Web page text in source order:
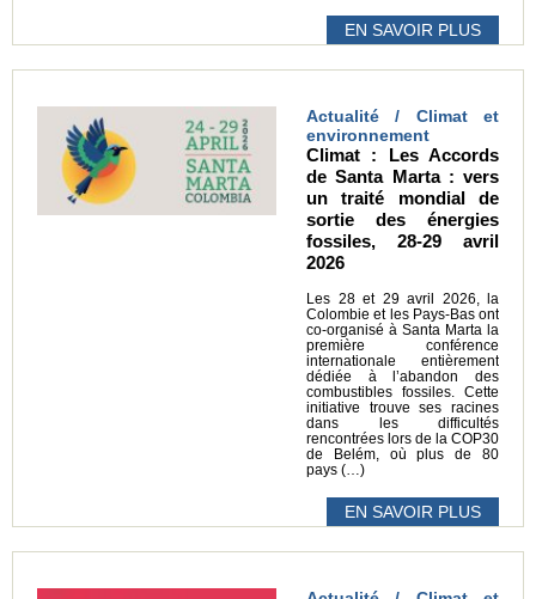
EN SAVOIR PLUS
Actualité / Climat et
environnement
Climat : Les Accords
de Santa Marta : vers
un traité mondial de
sortie des énergies
fossiles, 28-29 avril
2026
Les 28 et 29 avril 2026, la
Colombie et les Pays-Bas ont
co-organisé à Santa Marta la
première conférence
internationale entièrement
dédiée à l’abandon des
combustibles fossiles. Cette
initiative trouve ses racines
dans les difficultés
rencontrées lors de la COP30
de Belém, où plus de 80
pays (…)
EN SAVOIR PLUS